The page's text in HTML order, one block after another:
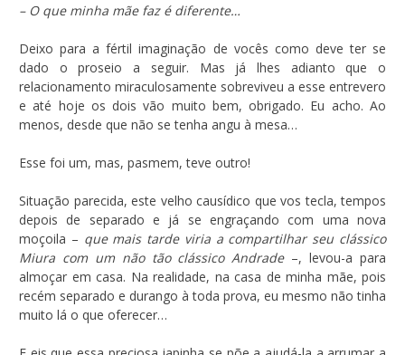
– O que minha mãe faz é diferente…
Deixo para a fértil imaginação de vocês como deve ter se
dado o proseio a seguir. Mas já lhes adianto que o
relacionamento miraculosamente sobreviveu a esse entrevero
e até hoje os dois vão muito bem, obrigado. Eu acho. Ao
menos, desde que não se tenha angu à mesa…
Esse foi um, mas, pasmem, teve outro!
Situação parecida, este velho causídico que vos tecla, tempos
depois de separado e já se engraçando com uma nova
moçoila – que mais tarde viria a compartilhar seu clássico
Miura com um não tão clássico Andrade–, levou-a para
almoçar em casa. Na realidade, na casa de minha mãe, pois
recém separado e durango à toda prova, eu mesmo não tinha
muito lá o que oferecer…